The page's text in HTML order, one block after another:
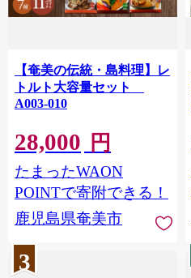
【奄美の伝統・島料理】レ
トルト大容量セット
A003-010
28,000 円
たまったWAON
POINTで寄附できる！
鹿児島県奄美市
3